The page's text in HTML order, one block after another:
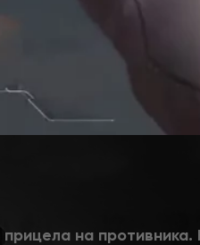
на противника.